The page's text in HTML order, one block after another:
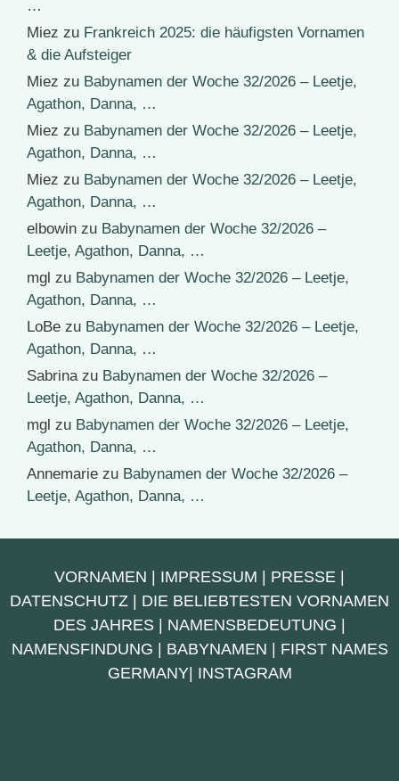
…
Miez zu Frankreich 2025: die häufigsten Vornamen
& die Aufsteiger
Miez zu Babynamen der Woche 32/2026 – Leetje,
Agathon, Danna, …
Miez zu Babynamen der Woche 32/2026 – Leetje,
Agathon, Danna, …
Miez zu Babynamen der Woche 32/2026 – Leetje,
Agathon, Danna, …
elbowin zu Babynamen der Woche 32/2026 –
Leetje, Agathon, Danna, …
mgl zu Babynamen der Woche 32/2026 – Leetje,
Agathon, Danna, …
LoBe zu Babynamen der Woche 32/2026 – Leetje,
Agathon, Danna, …
Sabrinazu Babynamen der Woche 32/2026 –
Leetje, Agathon, Danna, …
mgl zu Babynamen der Woche 32/2026 – Leetje,
Agathon, Danna, …
Annemarie zu Babynamen der Woche 32/2026 –
Leetje, Agathon, Danna, …
VORNAMEN | IMPRESSUM | PRESSE |
DATENSCHUTZ | DIE BELIEBTESTEN VORNAMEN
DES JAHRES | NAMENSBEDEUTUNG |
NAMENSFINDUNG | BABYNAMEN | FIRST NAMES
GERMANY| INSTAGRAM